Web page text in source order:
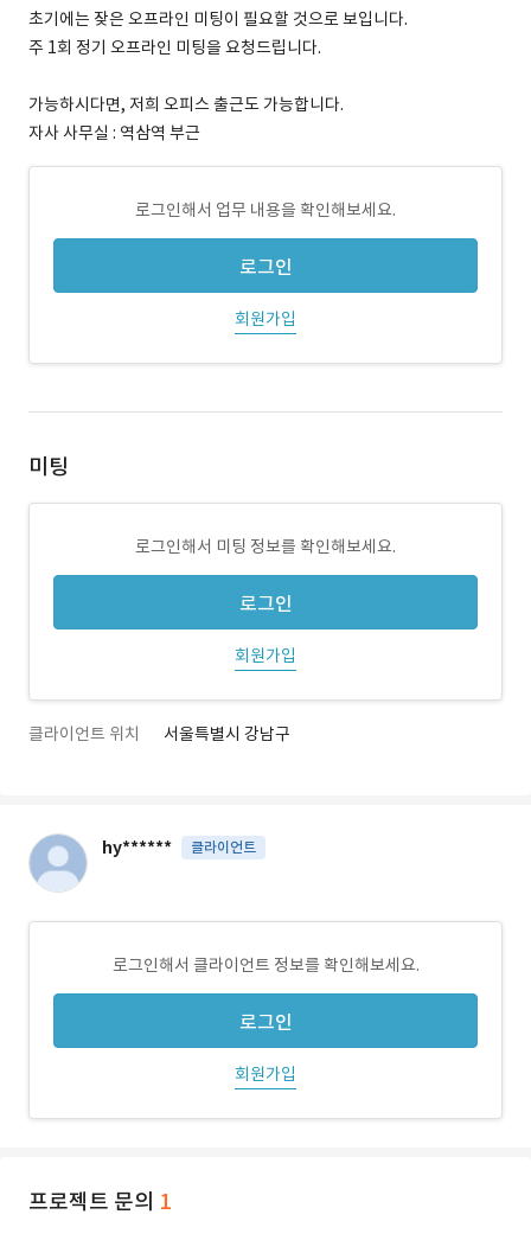
초기에는 잦은 오프라인 미팅이 필요할 것으로 보입니다.
주 1회 정기 오프라인 미팅을 요청드립니다.
가능하시다면, 저희 오피스 출근도 가능합니다.
자사 사무실 : 역삼역 부근
로그인해서 업무 내용을 확인해보세요.
로그인
회원가입
미팅
로그인해서 미팅 정보를 확인해보세요.
로그인
회원가입
클라이언트 위치 서울특별시 강남구
hy****** 클라이언트
로그인해서 클라이언트 정보를 확인해보세요.
로그인
회원가입
프로젝트 문의 1